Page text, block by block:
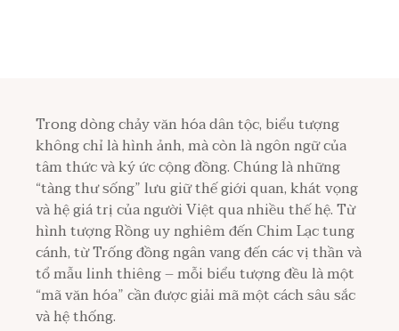
Trong dòng chảy văn hóa dân tộc, biểu tượng
không chỉ là hình ảnh, mà còn là ngôn ngữ của
tâm thức và ký ức cộng đồng. Chúng là những
“tàng thư sống” lưu giữ thế giới quan, khát vọng
và hệ giá trị của người Việt qua nhiều thế hệ. Từ
hình tượng Rồng uy nghiêm đến Chim Lạc tung
cánh, từ Trống đồng ngân vang đến các vị thần và
tổ mẫu linh thiêng – mỗi biểu tượng đều là một
“mã văn hóa” cần được giải mã một cách sâu sắc
và hệ thống.